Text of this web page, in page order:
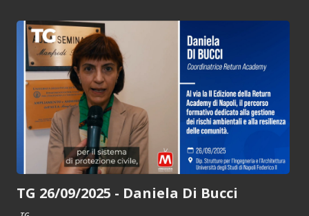
TG 26/09/2025 - Daniela Di Bucci